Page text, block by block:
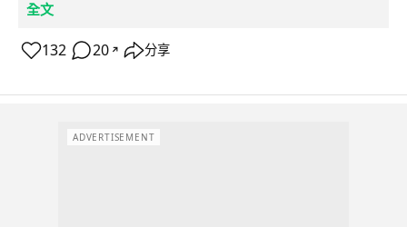
全文
132 20 ↗ 分享
ADVERTISEMENT